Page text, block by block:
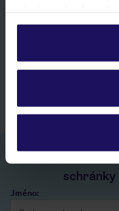
personalizovat v
Podrobné informace
ochrany osobních
seznam
historie
Jméno: